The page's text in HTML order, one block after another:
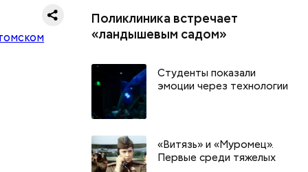
Поликлиника встречает
«ландышевым садом»
Студенты показали
эмоции через технологии
«Витязь» и «Муромец».
Первые среди тяжелых